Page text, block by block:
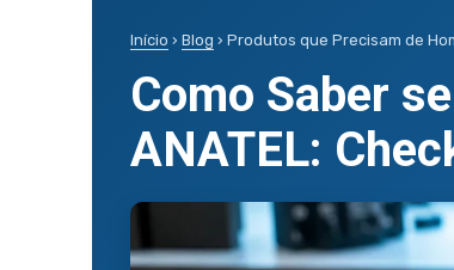
Início › Blog › Produtos que Precisam de
Como Saber
ANATEL: